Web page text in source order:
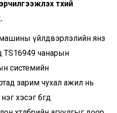
түүхий
үйлдвэрлэлийн янз
TS16949 чанарын
системийн
зарим чухал ажил нь
хэсэг бөгөөд